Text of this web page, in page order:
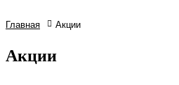
Главная Акции
Акции